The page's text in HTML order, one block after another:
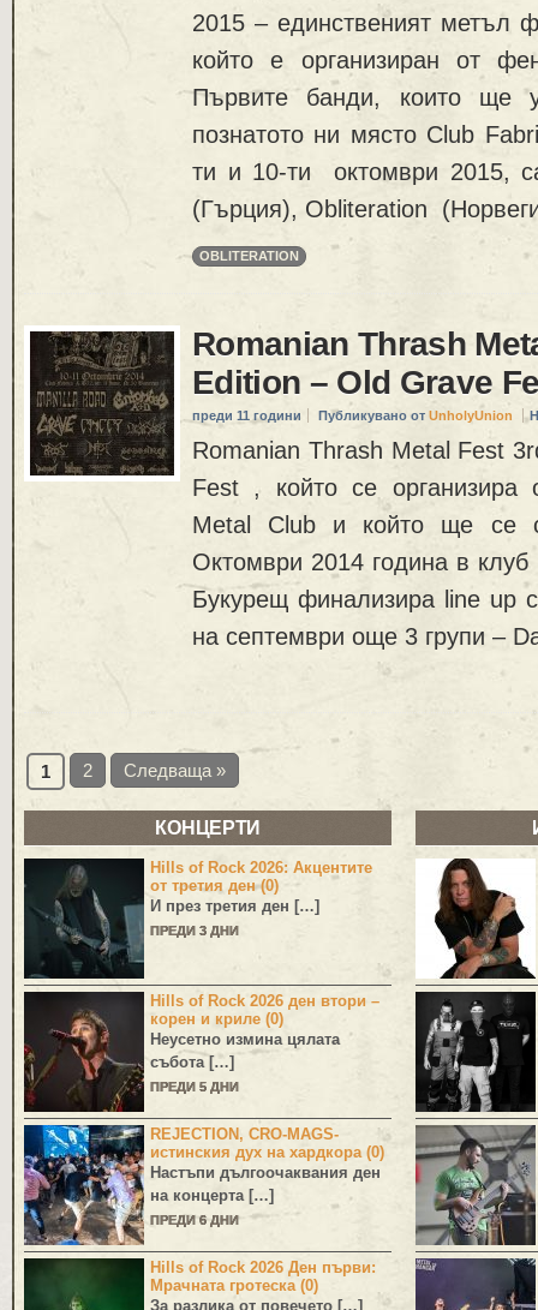
2015 – единственият метъл
който е организиран от
Първите банди, които ще
познатото ни място Club
ти и 10-ти октомври 2015,
(Гърция), Obliteration
OBLITERATION
Romanian Thrash
Edition – Old Grave
преди 11 години Публикувано от UnholyUnion
Romanian Thrash Metal Fest
Fest , който се организира
Metal Club и който ще се
Октомври 2014 година в
Букурещ финализира line up
на септември още 3 групи –
1 2 Следваща »
КОНЦЕРТИ
Hills of Rock 2026: Акцентите
от третия ден (0)
И през третия ден […]
ПРЕДИ 3 ДНИ
Hills of Rock 2026 ден втори –
корен и криле (0)
Неусетно измина цялата
събота […]
ПРЕДИ 5 ДНИ
REJECTION, CRO-MAGS-
истинския дух на хардкора (0)
Настъпи дългоочаквания ден
на концерта […]
ПРЕДИ 6 ДНИ
Hills of Rock 2026 Ден първи:
Мрачната гротеска (0)
За разлика от повечето […]